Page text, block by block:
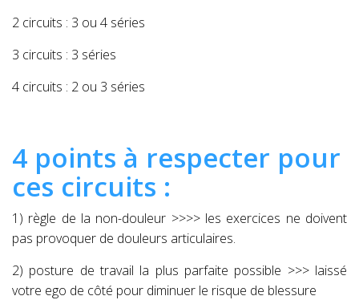
2 circuits : 3 ou 4 séries
3 circuits : 3 séries
4 circuits : 2 ou 3 séries
4 points à respecter pour
ces circuits :
1) règle de la non-douleur >>>> les exercices ne doivent
pas provoquer de douleurs articulaires.
2) posture de travail la plus parfaite possible >>> laissé
votre ego de côté pour diminuer le risque de blessure